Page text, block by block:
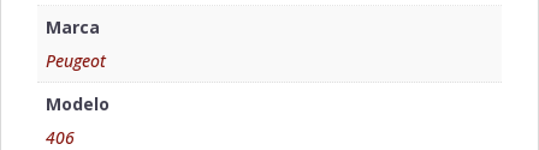
Marca
Peugeot
Modelo
406